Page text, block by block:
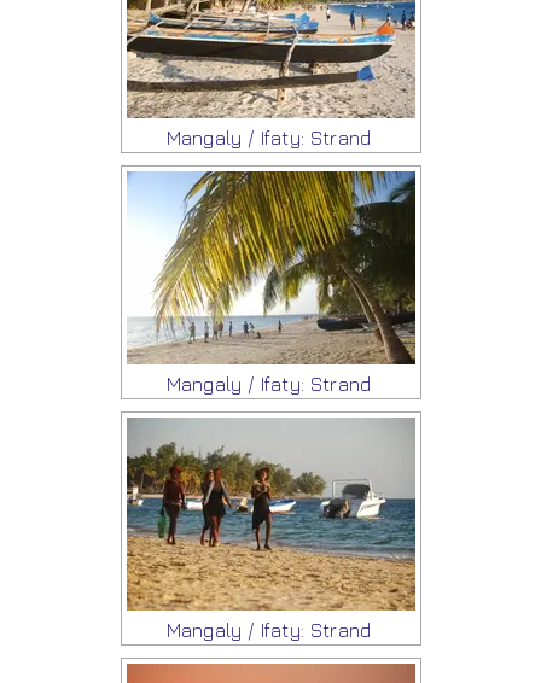
Mangaly / Ifaty: Strand
Mangaly / Ifaty: Strand
Mangaly / Ifaty: Strand